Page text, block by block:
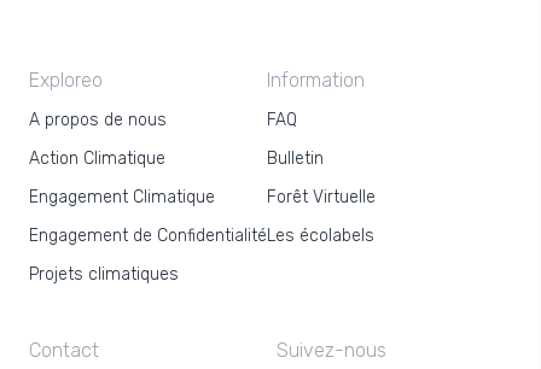
Exploreo
A propos de nous
Action Climatique
Engagement Climatique
Engagement de Confidentialité
Projets climatiques
Information
FAQ
Bulletin
Forêt Virtuelle
Les écolabels
Contact Suivez-nous